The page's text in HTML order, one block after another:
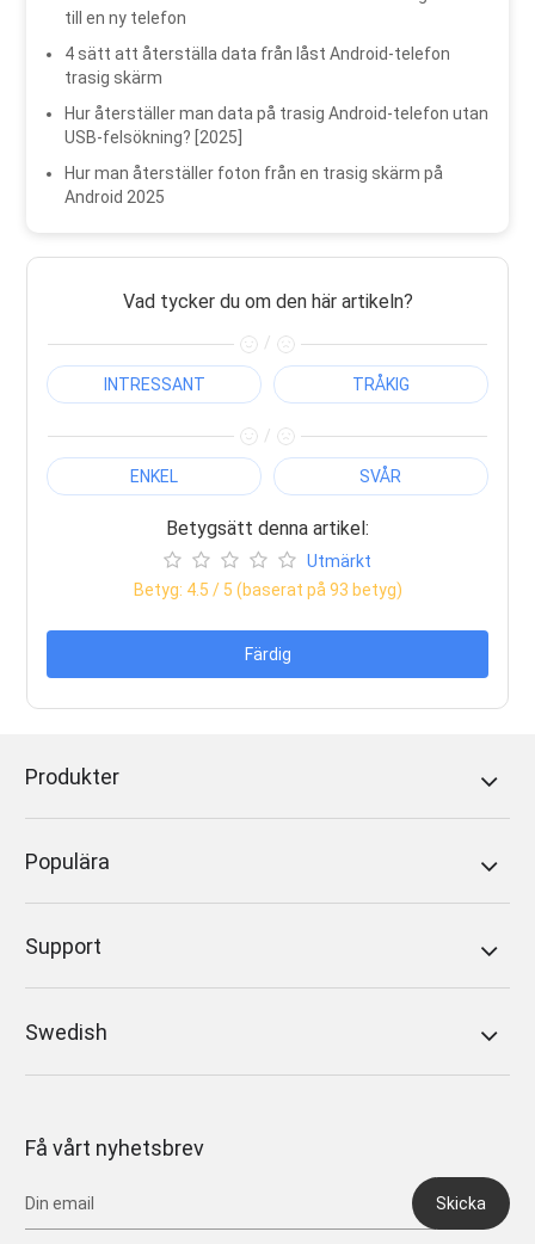
till en ny telefon
4 sätt att återställa data från låst Android-telefon
trasig skärm
Hur återställer man data på trasig Android-telefon utan
USB-felsökning? [2025]
Hur man återställer foton från en trasig skärm på
Android 2025
Vad tycker du om den här artikeln?
/
INTRESSANT TRÅKIG
/
ENKEL SVÅR
Betygsätt denna artikel:
Utmärkt
Betyg: 4.5 / 5 (baserat på93 betyg)
Färdig
Produkter
Populära
Support
Swedish
Få vårt nyhetsbrev
Skicka